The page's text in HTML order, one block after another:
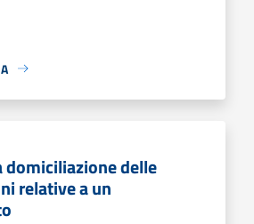
domiciliazione delle
relative a un